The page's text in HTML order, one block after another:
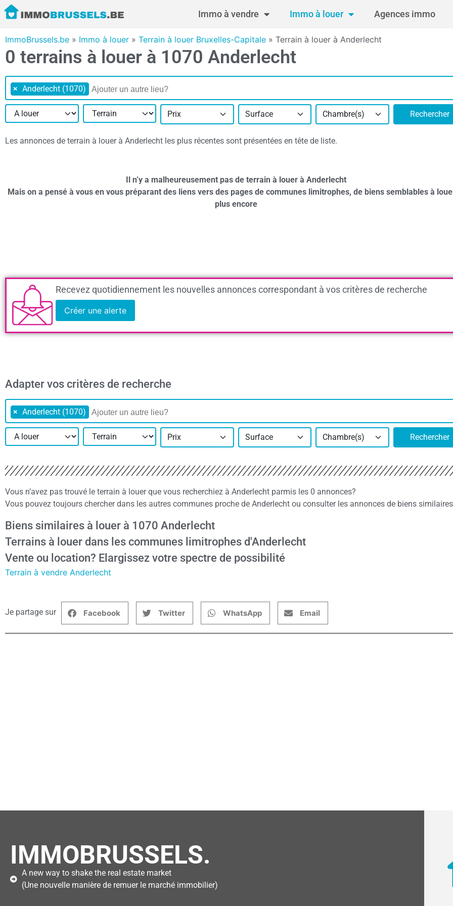
Immo à vendre Immo à louer Agences immo
ImmoBrussels.be » Immo à louer » Terrain à louer Bruxelles-Capitale » Terrain à louer à Anderlecht
0 terrains à louer à 1070 Anderlecht
× Anderlecht (1070)
Prix Surface Chambre(s) Rechercher
Les annonces de terrain à louer à Anderlecht les plus récentes sont présentées en tête de liste.
Il n’y a malheureusement pas de terrain à louer à Anderlecht
Mais on a pensé à vous en vous préparant des liens vers des pages de communes limitrophes, de biens semblables à
plus encore
Recevez quotidiennement les nouvelles annonces correspondant à vos critères de recherche
Créer une alerte
Adapter vos critères de recherche
× Anderlecht (1070)
Prix Surface Chambre(s) Rechercher
Vous n’avez pas trouvé le terrain à louer que vous recherchiez à Anderlecht parmis les 0 annonces?
Vous pouvez toujours chercher dans les autres communes proche de Anderlecht ou consulter les annonces de biens
Biens similaires à louer à 1070 Anderlecht
Terrains à louer dans les communes limitrophes d'Anderlecht
Vente ou location? Elargissez votre spectre de possibilité
Terrain à vendre Anderlecht
Je partage sur Facebook Twitter WhatsApp Email
IMMOBRUSSELS.
A new way to shake the real estate market
(Une nouvelle manière de remuer le marché immobilier)